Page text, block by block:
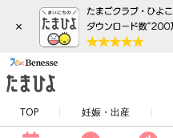
×
TOP 妊娠・出産